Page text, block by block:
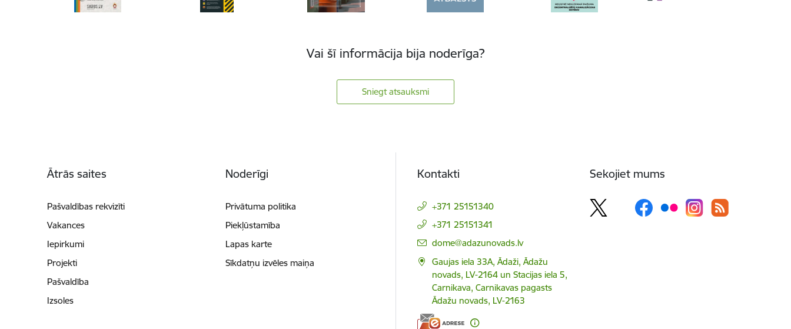
Vai šī informācija bija noderīga?
Sniegt atsauksmi
Ātrās saites
Pašvaldības rekvizīti
Vakances
Iepirkumi
Projekti
Pašvaldība
Izsoles
Noderīgi
Privātuma politika
Piekļūstamība
Lapas karte
Sīkdatņu izvēles maiņa
Kontakti
+371 25151340
+371 25151341
E-pasts:
dome@adazunovads.lv
Gaujas iela 33A, Ādaži, Ādažu
novads, LV-2164 un Stacijas iela 5,
Carnikava, Carnikavas pagasts
Ādažu novads, LV-2163
Sekojiet mums